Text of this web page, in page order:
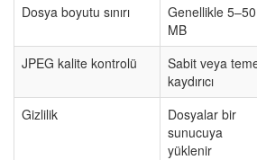
Dosya boyutu sınırı
Genellikle 5–50
MB
JPEG kalite kontrolü
Sabit veya
kaydırıcı
Gizlilik
Dosyalar bir
sunucuya
yüklenir